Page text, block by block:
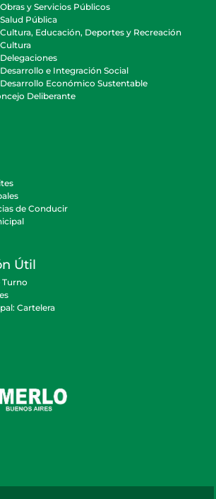
y Servicios Públicos
Pública
Educación, Deportes y Recreación
e Integración Social
Económico Sustentable
Deliberante
de Conducir
Útil
Turno
Cartelera